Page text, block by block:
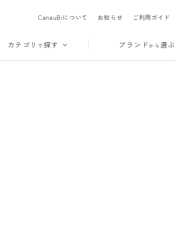
CanauBiについて お知らせ ご利用ガイド
カテゴリ で探す ブランド から 選ぶ